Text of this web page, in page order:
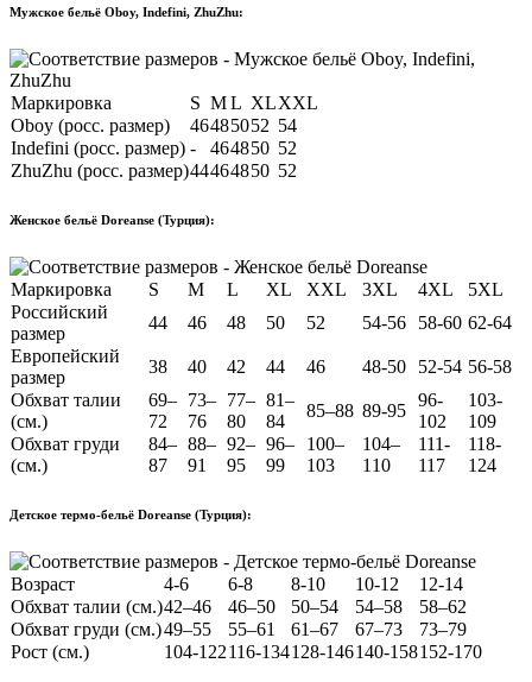
Мужское бельё Oboy, Indefini, ZhuZhu:
Маркировка S ML XLXXL
Oboy (росс. размер)
46485052 54
Indefini (росс. размер) - 464850 52
ZhuZhu (росс. размер)44464850 52
Женское бельё Doreanse (Турция):
Маркировка S M L XL XXL 3XL 4XL
5XL
Российский
размер
44 46 48 50 52 54-56 58-60 62-64
Европейский
размер
38 40 42 44 46 48-50 52-54 56-58
Обхват талии
(см.)
69–
72
73–
76
77–
80
81–
84
85–88 89-95
96-
102
103-
109
Обхват груди
(см.)
84–
87
88–
91
92–
95
96–
99
100–
103
104–
110
111-
117
118-
124
Детское термо-бельё Doreanse (Турция):
Возраст 4-6 6-8 8-10 10-12
12-14
Обхват талии (см.)42–46 46–50 50–54 54–58
58–62
Обхват груди (см.)49–55 55–61 61–67 67–73
73–79
Рост (см.)
104-122116-134128-146140-158152-170